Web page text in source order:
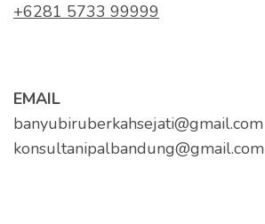
+6281 5733 99999
EMAIL
banyubiruberkahsejati@gmail.com
konsultanipalbandung@gmail.com